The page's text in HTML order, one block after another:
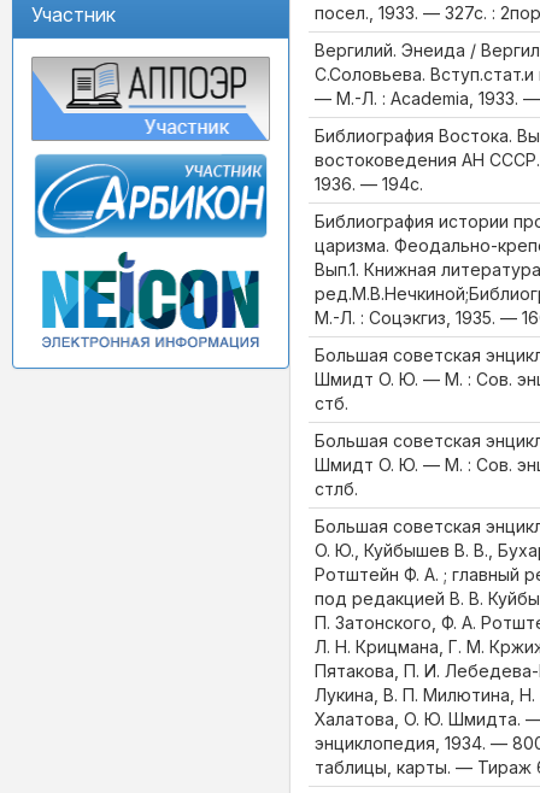
Участник
посел., 1933. — 327с. :
Вергилий. Энеида /
С.Соловьева.
— М.-Л. : Аcademia, 1933.
Библиография Востока.
востоковедения АН
1936. — 194с.
Библиография истории
царизма. Феодально-
Вып.1. Книжная
М.-Л. : Соцэкгиз, 1935. —
Большая советская
Шмидт О. Ю. — М. : Сов.
стб.
Большая советская
Шмидт О. Ю. — М. : Сов.
стлб.
Большая советская
О. Ю., Куйбышев В. В.,
Ротштейн Ф. А. ; главный
под редакцией В. В.
П. Затонского, Ф. А.
Л. Н. Крицмана, Г. М.
Пятакова, П. И.
Лукина, В. П. Милютина, Н.
Халатова, О. Ю. Шмидта.
энциклопедия, 1934. —
таблицы, карты. — Тираж